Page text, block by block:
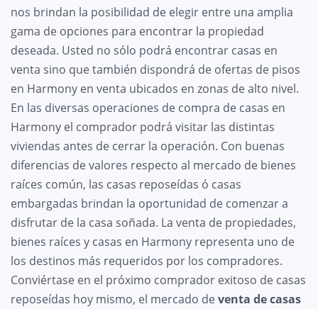
nos brindan la posibilidad de elegir entre una amplia
gama de opciones para encontrar la propiedad
deseada. Usted no sólo podrá encontrar casas en
venta sino que también dispondrá de ofertas de pisos
en Harmony en venta ubicados en zonas de alto nivel.
En las diversas operaciones de compra de casas en
Harmony el comprador podrá visitar las distintas
viviendas antes de cerrar la operación. Con buenas
diferencias de valores respecto al mercado de bienes
raíces común, las casas reposeídas ó casas
embargadas brindan la oportunidad de comenzar a
disfrutar de la casa soñada. La venta de propiedades,
bienes raíces y casas en Harmony representa uno de
los destinos más requeridos por los compradores.
Conviértase en el próximo comprador exitoso de casas
reposeídas hoy mismo, el mercado deventa de casas